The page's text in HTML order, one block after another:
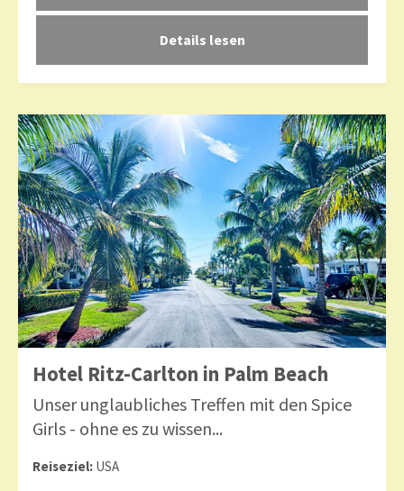
Details lesen
Hotel Ritz-Carlton in Palm Beach
Unser unglaubliches Treffen mit den Spice
Girls - ohne es zu wissen...
Reiseziel: USA